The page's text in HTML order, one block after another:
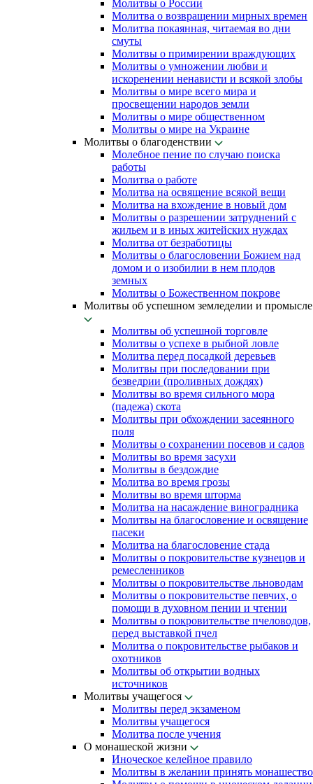
Молитвы о России
Молитва о возвращении мирных времен
Молитва покаянная, читаемая во дни
смуты
Молитвы о примирении враждующих
Молитвы о умножении любви и
искоренении ненависти и всякой злобы
Молитвы о мире всего мира и
просвещении народов земли
Молитвы о мире общественном
Молитвы о мире на Украине
Молитвы о благоденствии
Молебное пение по случаю поиска
работы
Молитва о работе
Молитва на освящение всякой вещи
Молитва на вхождение в новый дом
Молитвы о разрешении затруднений с
жильем и в иных житейских нуждах
Молитва от безработицы
Молитвы о благословении Божием над
домом и о изобилии в нем плодов
земных
Молитвы о Божественном покрове
Молитвы об успешном земледелии и промысле
Молитвы об успешной торговле
Молитвы о успехе в рыбной ловле
Молитва перед посадкой деревьев
Молитвы при последовании при
безведрии (проливных дождях)
Молитвы во время сильного мора
(падежа) скота
Молитвы при обхождении засеянного
поля
Молитвы о сохранении посевов и садов
Молитвы во время засухи
Молитвы в бездождие
Молитва во время грозы
Молитвы во время шторма
Молитва на насаждение виноградника
Молитвы на благословение и освящение
пасеки
Молитва на благословение стада
Молитвы о покровительстве кузнецов и
ремесленников
Молитвы о покровительстве льноводам
Молитвы о покровительстве певчих, о
помощи в духовном пении и чтении
Молитвы о покровительстве пчеловодов,
перед выставкой пчел
Молитва о покровительстве рыбаков и
охотников
Молитвы об открытии водных
источников
Молитвы учащегося
Молитвы перед экзаменом
Молитвы учащегося
Молитва после учения
О монашеской жизни
Иноческое келейное правило
Молитвы в желании принять монашество